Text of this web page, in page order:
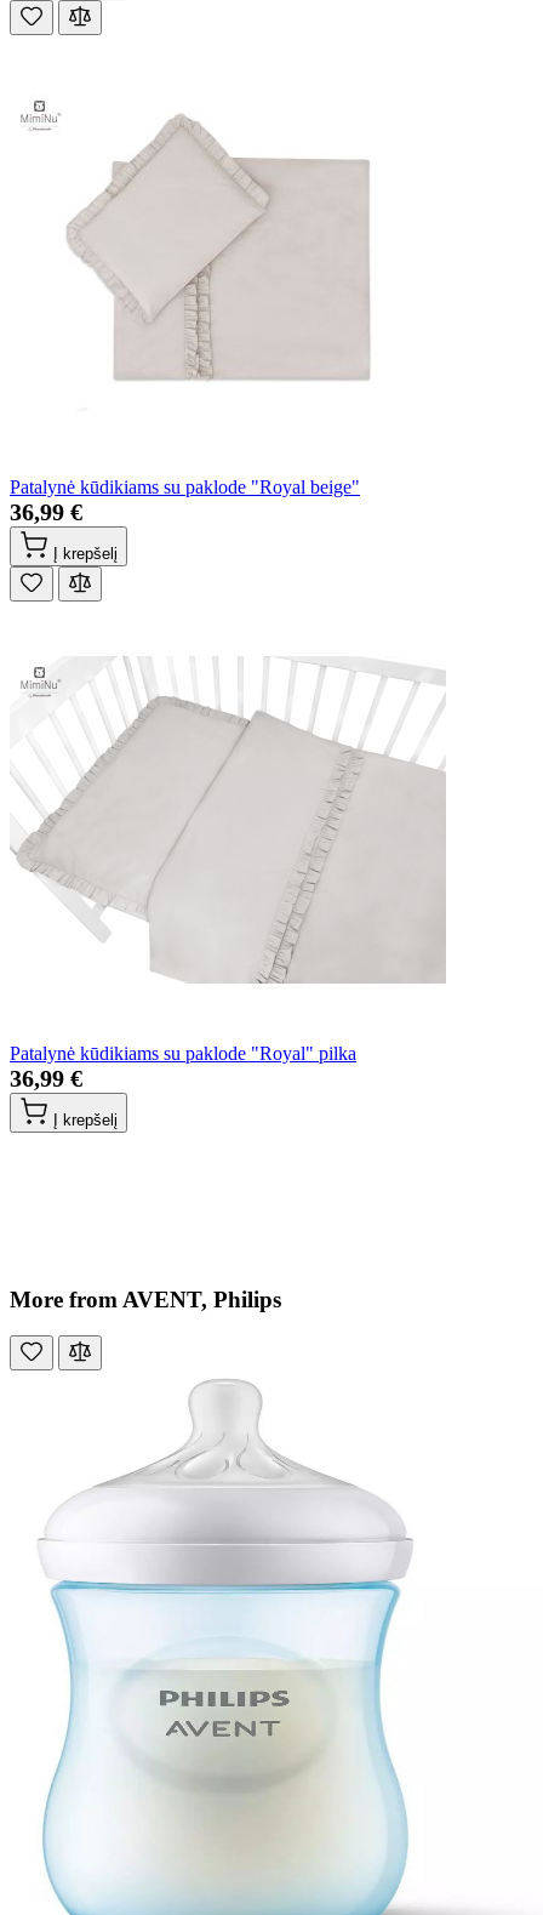
Patalynė kūdikiams su paklode "Royal beige"
36,99 €
Į krepšelį
Patalynė kūdikiams su paklode "Royal" pilka
36,99 €
Į krepšelį
More from AVENT, Philips